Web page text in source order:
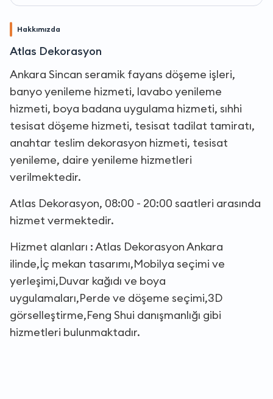
Hakkımızda
Atlas Dekorasyon
Ankara Sincan seramik fayans döşeme işleri,
banyo yenileme hizmeti, lavabo yenileme
hizmeti, boya badana uygulama hizmeti, sıhhi
tesisat döşeme hizmeti, tesisat tadilat tamiratı,
anahtar teslim dekorasyon hizmeti, tesisat
yenileme, daire yenileme hizmetleri
verilmektedir.
Atlas Dekorasyon, 08:00 - 20:00 saatleri arasında
hizmet vermektedir.
Hizmet alanları : Atlas Dekorasyon Ankara
ilinde,İç mekan tasarımı,Mobilya seçimi ve
yerleşimi,Duvar kağıdı ve boya
uygulamaları,Perde ve döşeme seçimi,3D
görselleştirme,Feng Shui danışmanlığı gibi
hizmetleri bulunmaktadır.